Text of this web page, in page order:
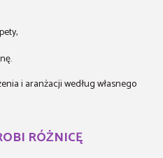
i aranżacji według własnego
RÓŻNICĘ